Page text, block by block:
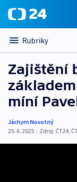
Rubriky
Zajištění
míní
Jáchym Novotný
25. 6. 2025 | Zdroj: ČT24,